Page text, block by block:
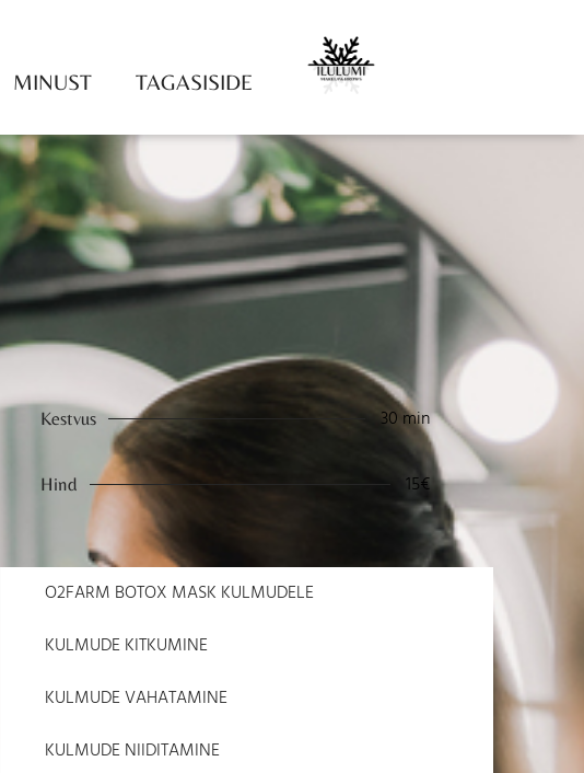
MINUST TAGASISIDE
Kestvus 30 min
Hind 15€
O2FARM BOTOX MASK KULMUDELE
KULMUDE KITKUMINE
KULMUDE VAHATAMINE
KULMUDE NIIDITAMINE